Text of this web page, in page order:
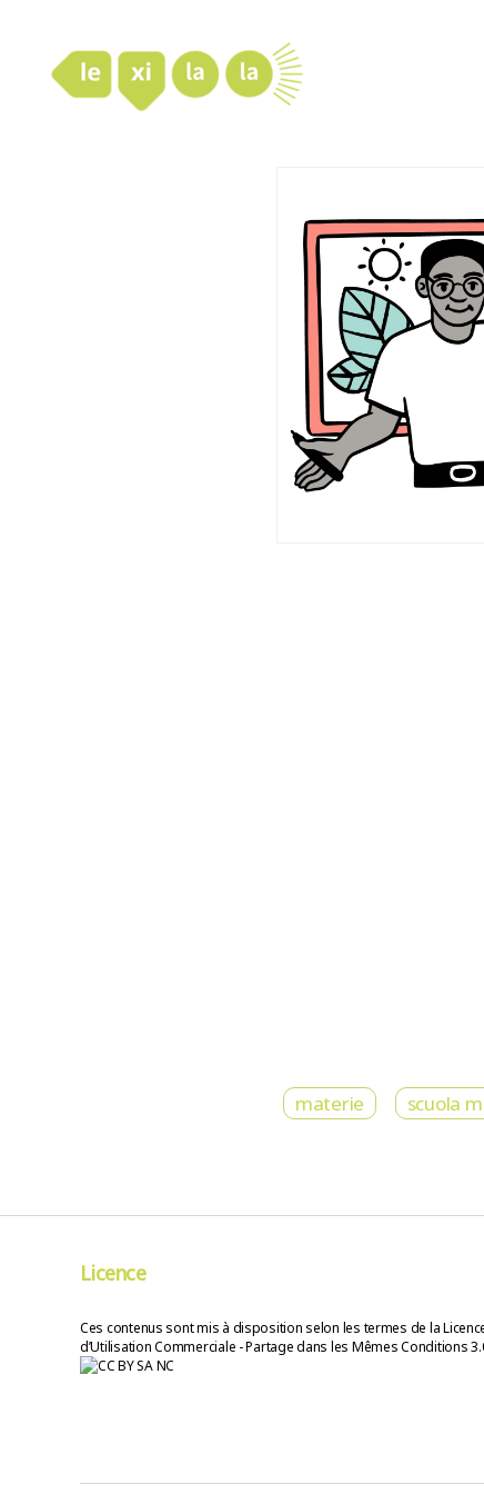
materie scuola
Licence
Ces contenus sont mis à disposition selon les termes de la
d’Utilisation Commerciale - Partage dans les Mêmes Conditions